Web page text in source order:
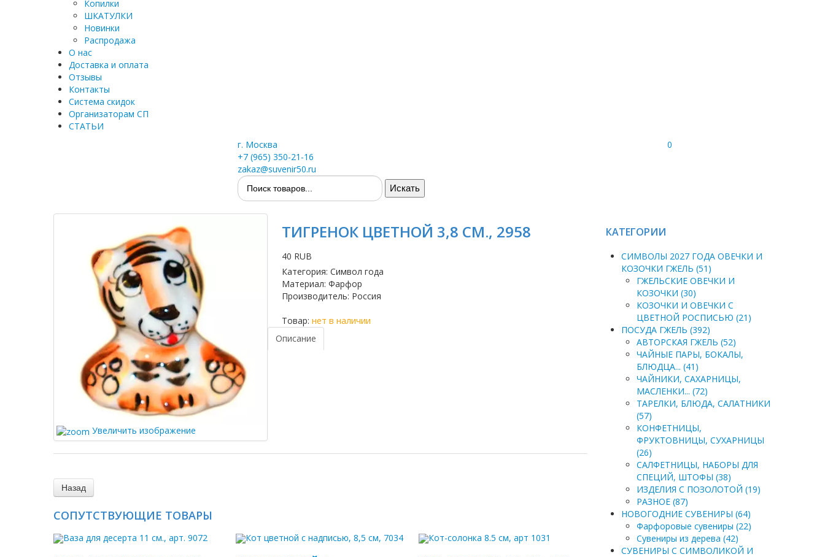
Копилки
ШКАТУЛКИ
Новинки
Распродажа
О нас
Доставка и оплата
Отзывы
Контакты
Система скидок
Организаторам СП
СТАТЬИ
г. Москва
+7 (965) 350-21-16
zakaz@suvenir50.ru
0
Увеличить изображение
ТИГРЕНОК ЦВЕТНОЙ 3,8 СМ., 2958
40 RUB
Категория: Символ года
Материал: Фарфор
Производитель: Россия
Товар: нет в наличии
Описание
СОПУТСТВУЮЩИЕ ТОВАРЫ
КАТЕГОРИИ
СИМВОЛЫ 2027 ГОДА ОВЕЧКИ И
КОЗОЧКИ ГЖЕЛЬ (51)
ГЖЕЛЬСКИЕ ОВЕЧКИ И
КОЗОЧКИ (30)
КОЗОЧКИ И ОВЕЧКИ С
ЦВЕТНОЙ РОСПИСЬЮ (21)
ПОСУДА ГЖЕЛЬ (392)
АВТОРСКАЯ ГЖЕЛЬ (52)
ЧАЙНЫЕ ПАРЫ, БОКАЛЫ,
БЛЮДЦА... (41)
ЧАЙНИКИ, САХАРНИЦЫ,
МАСЛЕНКИ... (72)
ТАРЕЛКИ, БЛЮДА, САЛАТНИКИ
(57)
КОНФЕТНИЦЫ,
ФРУКТОВНИЦЫ, СУХАРНИЦЫ
(26)
САЛФЕТНИЦЫ, НАБОРЫ ДЛЯ
СПЕЦИЙ, ШТОФЫ (38)
ИЗДЕЛИЯ С ПОЗОЛОТОЙ (19)
РАЗНОЕ (87)
НОВОГОДНИЕ СУВЕНИРЫ (64)
Фарфоровые сувениры (22)
Сувениры из дерева (42)
СУВЕНИРЫ С СИМВОЛИКОЙ И